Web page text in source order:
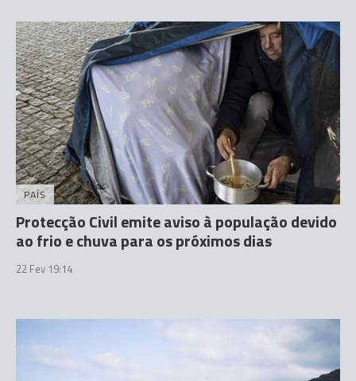
PAÍS
Protecção Civil emite aviso à população devido
ao frio e chuva para os próximos dias
22 Fev 19:14